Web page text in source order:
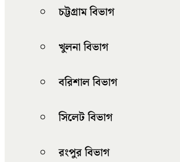
চট্টগ্রাম বিভাগ
খুলনা বিভাগ
বরিশাল বিভাগ
সিলেট বিভাগ
রংপুর বিভাগ